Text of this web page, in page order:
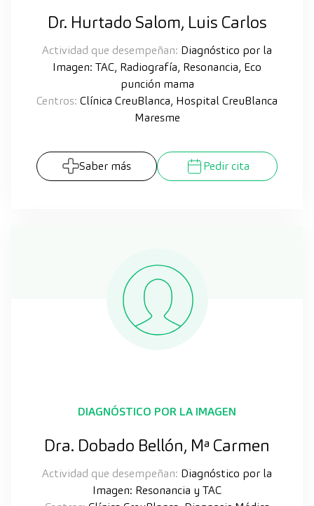
Dr. Hurtado Salom, Luis Carlos
Actividad que desempeñan: Diagnóstico por la
Imagen: TAC, Radiografía, Resonancia, Eco
punción mama
Centros: Clínica CreuBlanca, Hospital CreuBlanca
Maresme
Saber más Pedir cita
DIAGNÓSTICO POR LA IMAGEN
Dra. Dobado Bellón, Mª Carmen
Actividad que desempeñan: Diagnóstico por la
Imagen: Resonancia y TAC